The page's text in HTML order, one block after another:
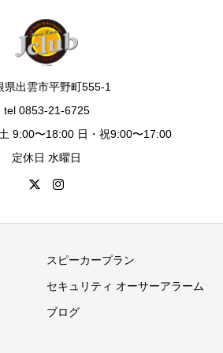
県出雲市平野町555-1
tel 0853-21-6725
9:00〜18:00 日・祝9:00〜17:00
定休日 水曜日
スピーカープラン
セキュリティ オーサーアラーム
ブログ